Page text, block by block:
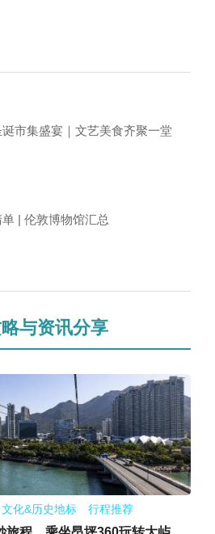
市集盛宴｜文艺美食齐聚一堂
| 伦敦博物馆汇总
与资讯分享
&历史地标 行程推荐